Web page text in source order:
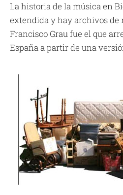
La historia de la música en
extendida y hay archivos de
Francisco Grau fue el que
España a partir de una